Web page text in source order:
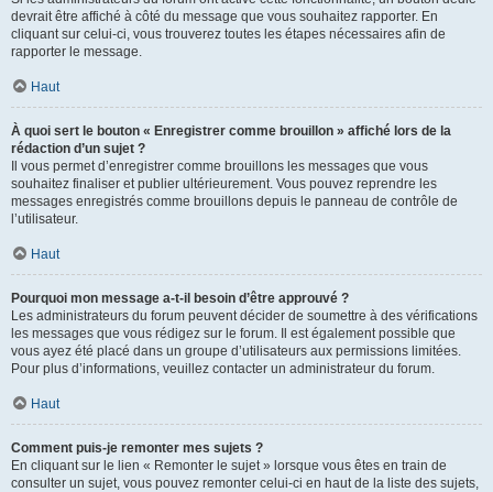
devrait être affiché à côté du message que vous souhaitez rapporter. En
cliquant sur celui-ci, vous trouverez toutes les étapes nécessaires afin de
rapporter le message.
Haut
À quoi sert le bouton « Enregistrer comme brouillon » affiché lors de la
rédaction d’un sujet ?
Il vous permet d’enregistrer comme brouillons les messages que vous
souhaitez finaliser et publier ultérieurement. Vous pouvez reprendre les
messages enregistrés comme brouillons depuis le panneau de contrôle de
l’utilisateur.
Haut
Pourquoi mon message a-t-il besoin d’être approuvé ?
Les administrateurs du forum peuvent décider de soumettre à des vérifications
les messages que vous rédigez sur le forum. Il est également possible que
vous ayez été placé dans un groupe d’utilisateurs aux permissions limitées.
Pour plus d’informations, veuillez contacter un administrateur du forum.
Haut
Comment puis-je remonter mes sujets ?
En cliquant sur le lien « Remonter le sujet » lorsque vous êtes en train de
consulter un sujet, vous pouvez remonter celui-ci en haut de la liste des sujets,